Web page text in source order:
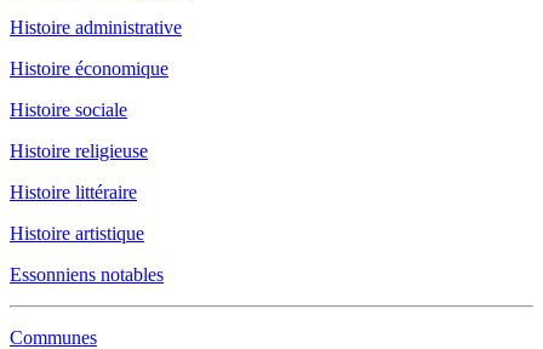
Histoire administrative
Histoire économique
Histoire sociale
Histoire religieuse
Histoire littéraire
Histoire artistique
Essonniens notables
Communes